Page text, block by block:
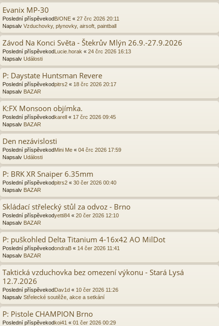
Evanix MP-30
Poslední příspěvekodB/ONE « 27 črc 2026 20:11
Napsalv Vzduchovky, plynovky, airsoft, paintball
Závod Na Konci Světa - Štekrův Mlýn 26.9.-27.9.2026
Poslední příspěvekodLucie.horak « 24 črc 2026 16:13
Napsalv Události
P: Daystate Huntsman Revere
Poslední příspěvekodpitrs2 « 18 črc 2026 20:17
Napsalv BAZAR
K:FX Monsoon objímka.
Poslední příspěvekodkarell « 17 črc 2026 09:45
Napsalv BAZAR
Den nezávislosti
Poslední příspěvekodMini Me « 04 črc 2026 17:59
Napsalv Události
P: BRK XR Snaiper 6.35mm
Poslední příspěvekodpitrs2 « 30 čer 2026 00:40
Napsalv BAZAR
Skládací střelecký stůl za odvoz - Brno
Poslední příspěvekodyetti84 « 20 čer 2026 12:10
Napsalv BAZAR
P: puškohled Delta Titanium 4-16x42 AO MilDot
Poslední příspěvekodondraB « 14 čer 2026 11:41
Napsalv BAZAR
Taktická vzduchovka bez omezení výkonu - Stará Lysá
12.7.2026
Poslední příspěvekodDav1d « 10 čer 2026 11:26
Napsalv Střelecké soutěže, akce a setkání
P: Pistole CHAMPION Brno
Poslední příspěvekodkoi41 « 01 čer 2026 00:29